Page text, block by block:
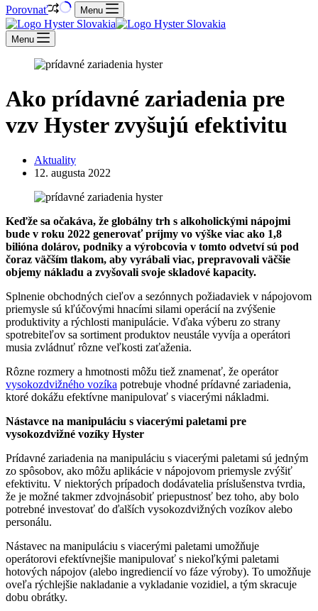
Porovnať Menu
Menu
Ako prídavné zariadenia pre
vzv Hyster zvyšujú efektivitu
Aktuality
12. augusta 2022
Keďže sa očakáva, že globálny trh s alkoholickými nápojmi
bude v roku 2022 generovať príjmy vo výške viac ako 1,8
bilióna dolárov, podniky a výrobcovia v tomto odvetví sú pod
čoraz väčším tlakom, aby vyrábali viac, prepravovali väčšie
objemy nákladu a zvyšovali svoje skladové kapacity.
Splnenie obchodných cieľov a sezónnych požiadaviek v nápojovom
priemysle sú kľúčovými hnacími silami operácií na zvýšenie
produktivity a rýchlosti manipulácie. Vďaka výberu zo strany
spotrebiteľov sa sortiment produktov neustále vyvíja a operátori
musia zvládnuť rôzne veľkosti zaťaženia.
Rôzne rozmery a hmotnosti môžu tiež znamenať, že operátor
vysokozdvižného vozíka potrebuje vhodné prídavné zariadenia,
ktoré dokážu efektívne manipulovať s viacerými nákladmi.
Nástavce na manipuláciu s viacerými paletami pre
vysokozdvižné vozíky Hyster
Prídavné zariadenia na manipuláciu s viacerými paletami sú jedným
zo spôsobov, ako môžu aplikácie v nápojovom priemysle zvýšiť
efektivitu. V niektorých prípadoch dodávatelia príslušenstva tvrdia,
že je možné takmer zdvojnásobiť priepustnosť bez toho, aby bolo
potrebné investovať do ďalších vysokozdvižných vozíkov alebo
personálu.
Nástavec na manipuláciu s viacerými paletami umožňuje
operátorovi efektívnejšie manipulovať s niekoľkými paletami
hotových nápojov (alebo ingrediencií vo fáze výroby). To umožňuje
oveľa rýchlejšie nakladanie a vykladanie vozidiel, a tým skracuje
dobu obrátky.